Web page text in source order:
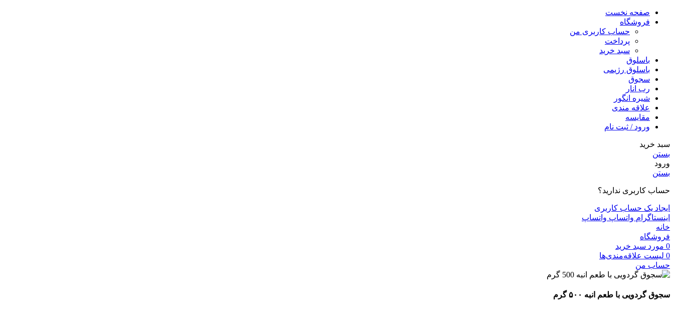
صفحه نخست
فروشگاه
حساب کاربری من
پرداخت
سبد خرید
باسلوق
باسلوق رژیمی
سجوق
رب انار
شیره انگور
علاقه مندی
مقايسه
ورود / ثبت نام
سبد خرید
بستن
ورود
بستن
حساب کاربری ندارید؟
ایجاد یک حساب کاربری
اینستاگرام واتساپ واتساپ
خانه
فروشگاه
0 مورد سبد خرید
0 لیست علاقه‌مندی‌ها
حساب من
سجوق گردویی با طعم انبه ۵۰۰ گرم